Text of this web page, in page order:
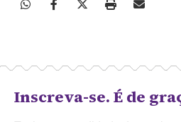
Inscreva-se. É de